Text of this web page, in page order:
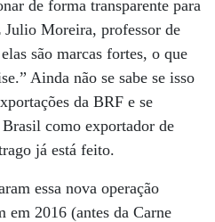
de forma transparente para
Moreira, professor de
são marcas fortes, o que
Ainda não se sabe se isso
da BRF e se
como exportador de
já está feito.
essa nova operação
em 2016 (antes da Carne